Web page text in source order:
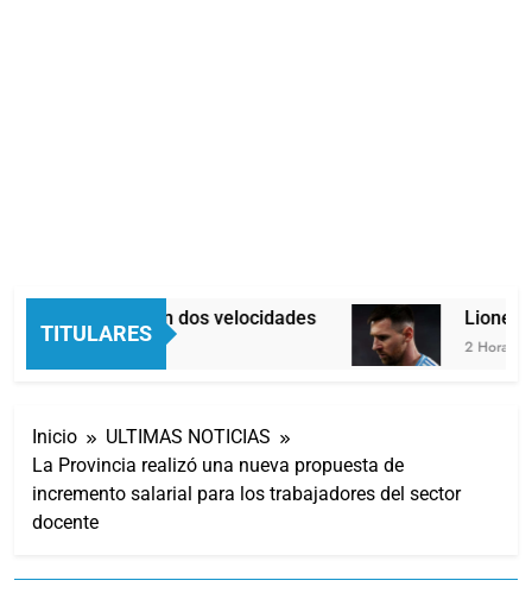
TITULARES
Economía en dos velocidades
2 Horas Atrás
Lionel
2 Horas
Inicio
ULTIMAS NOTICIAS
La Provincia realizó una nueva propuesta de
incremento salarial para los trabajadores del sector
docente